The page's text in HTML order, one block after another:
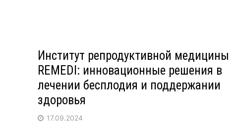
Институт репродуктивной медицины
REMEDI: инновационные решения в
лечении бесплодия и поддержании
здоровья
17.09.2024